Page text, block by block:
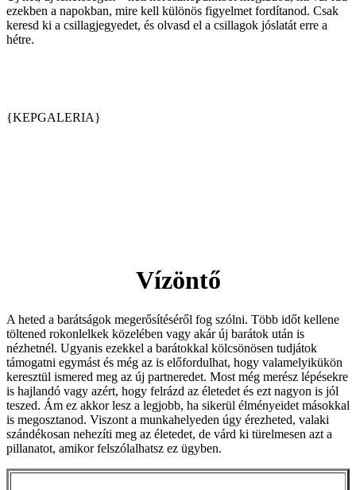
ezekben a napokban, mire kell különös figyelmet fordítanod. Csak
keresd ki a csillagjegyedet, és olvasd el a csillagok jóslatát erre a
hétre.
{KEPGALERIA}
Vízöntő
A heted a barátságok megerősítéséről fog szólni. Több időt kellene
töltened rokonlelkek közelében vagy akár új barátok után is
nézhetnél. Ugyanis ezekkel a barátokkal kölcsönösen tudjátok
támogatni egymást és még az is előfordulhat, hogy valamelyikükön
keresztül ismered meg az új partneredet. Most még merész lépésekre
is hajlandó vagy azért, hogy felrázd az életedet és ezt nagyon is jól
teszed. Ám ez akkor lesz a legjobb, ha sikerül élményeidet másokkal
is megosztanod. Viszont a munkahelyeden úgy érezheted, valaki
szándékosan nehezíti meg az életedet, de várd ki türelmesen azt a
pillanatot, amikor felszólalhatsz ez ügyben.